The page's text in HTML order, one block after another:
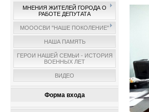
МНЕНИЯ ЖИТЕЛЕЙ ГОРОДА О
РАБОТЕ ДЕПУТАТА
МОООСВИ "НАШЕ ПОКОЛЕНИЕ"
НАША ПАМЯТЬ
ГЕРОИ НАШЕЙ СЕМЬИ - ИСТОРИЯ
ВОЕННЫХ ЛЕТ
ВИДЕО
Форма входа